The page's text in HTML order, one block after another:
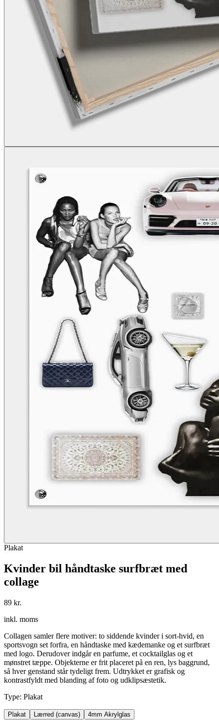
Plakat
Kvinder bil håndtaske surfbræt med
collage
89 kr.
inkl. moms
Collagen samler flere motiver: to siddende kvinder i sort-hvid, en
sportsvogn set forfra, en håndtaske med kædemanke og et surfbræt
med logo. Derudover indgår en parfume, et cocktailglas og et
mønstret tæppe. Objekterne er frit placeret på en ren, lys baggrund,
så hver genstand står tydeligt frem. Udtrykket er grafisk og
kontrastfyldt med blanding af foto og udklipsæstetik.
Type: Plakat
Plakat Lærred (canvas) 4mm Akrylglas